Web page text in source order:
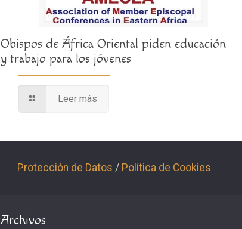
Obispos de África Oriental piden educación
y trabajo para los jóvenes
Leer más
Protección de Datos / Política de Cookies
Archivos